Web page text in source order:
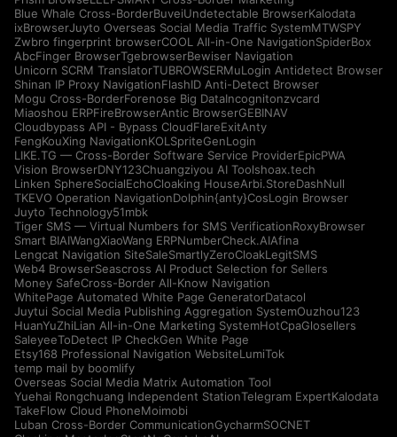
Blue Whale Cross-BorderBuveiUndetectable BrowserKalodata
ixBrowserJuyto Overseas Social Media Traffic SystemMTWSPY
Zwbro fingerprint browserCOOL All-in-One NavigationSpiderBox
AbcFinger BrowserTgebrowserBewiser Navigation
Unicorn SCRM TranslatorTUBROWSERMuLogin Antidetect Browser
Shinan IP Proxy NavigationFlashID Anti-Detect Browser
Mogu Cross-BorderForenose Big DataIncognitonzvcard
Miaoshou ERPFireBrowserAntic BrowserGEBINAV
Cloudbypass API - Bypass CloudFlareExitAnty
FengKouXing NavigationKOLSpriteGenLogin
LIKE.TG — Cross-Border Software Service ProviderEpicPWA
Vision BrowserDNY123Chuangziyou AI Toolshoax.tech
Linken SphereSocialEchoCloaking HouseArbi.StoreDashNull
TKEVO Operation NavigationDolphin{anty}CosLogin Browser
Juyto Technology51mbk
Tiger SMS — Virtual Numbers for SMS VerificationRoxyBrowser
Smart BIAIWangXiaoWang ERPNumberCheck.AIAfina
Lengcat Navigation SiteSaleSmartlyZeroCloakLegitSMS
Web4 BrowserSeascross AI Product Selection for Sellers
Money SafeCross-Border All-Know Navigation
WhitePage Automated White Page GeneratorDatacol
Juytui Social Media Publishing Aggregation SystemOuzhou123
HuanYuZhiLian All-in-One Marketing SystemHotCpaGlosellers
SaleyeeToDetect IP CheckGen White Page
Etsy168 Professional Navigation WebsiteLumiTok
temp mail by boomlify
Overseas Social Media Matrix Automation Tool
Yuehai Rongchuang Independent StationTelegram ExpertKalodata
TakeFlow Cloud PhoneMoimobi
Luban Cross-Border CommunicationGycharmSOCNET